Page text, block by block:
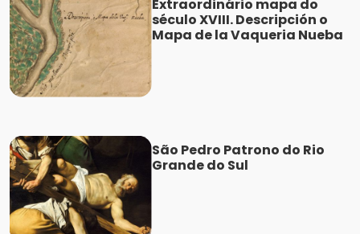
Extraordinário mapa do
século XVIII. Descripción o
Mapa de la Vaqueria Nueba
São Pedro Patrono do Rio
Grande do Sul